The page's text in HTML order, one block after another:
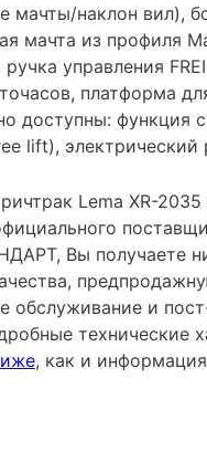
мачты/наклон вил),
мачта из профиля
управления
платформа
доступны: функция
lift), электрический
Lema XR-
Вы получаете
обслуживание и
технические
, как и